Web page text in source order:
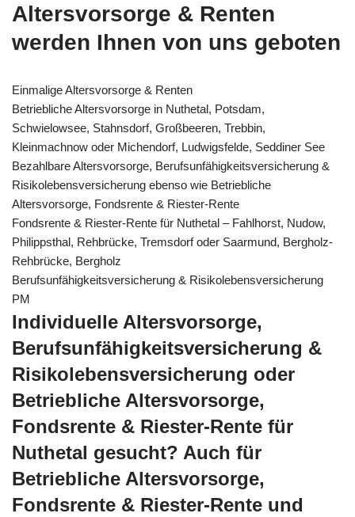
Altersvorsorge & Renten
werden Ihnen von uns geboten
Einmalige Altersvorsorge & Renten
Betriebliche Altersvorsorge in Nuthetal, Potsdam,
Schwielowsee, Stahnsdorf, Großbeeren, Trebbin,
Kleinmachnow oder Michendorf, Ludwigsfelde, Seddiner See
Bezahlbare Altersvorsorge, Berufsunfähigkeitsversicherung &
Risikolebensversicherung ebenso wie Betriebliche
Altersvorsorge, Fondsrente & Riester-Rente
Fondsrente & Riester-Rente für Nuthetal – Fahlhorst, Nudow,
Philippsthal, Rehbrücke, Tremsdorf oder Saarmund, Bergholz-
Rehbrücke, Bergholz
Berufsunfähigkeitsversicherung & Risikolebensversicherung
PM
Individuelle Altersvorsorge,
Berufsunfähigkeitsversicherung &
Risikolebensversicherung oder
Betriebliche Altersvorsorge,
Fondsrente & Riester-Rente für
Nuthetal gesucht? Auch für
Betriebliche Altersvorsorge,
Fondsrente & Riester-Rente und